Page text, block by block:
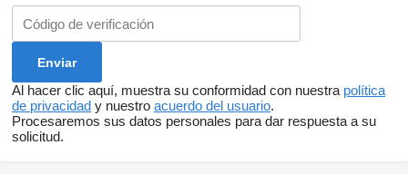
Al hacer clic aquí, muestra su conformidad con nuestra política
de privacidad y nuestro acuerdo del usuario.
Procesaremos sus datos personales para dar respuesta a su
solicitud.